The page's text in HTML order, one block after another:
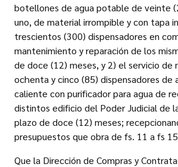
botellones de agua potable de veinte
uno, de material irrompible y con tapa
trescientos (300) dispensadores en
mantenimiento y reparación de los
de doce (12) meses, y 2) el servicio de
ochenta y cinco (85) dispensadores de
caliente con purificador para agua de
distintos edificio del Poder Judicial de
plazo de doce (12) meses;
presupuestos que obra de fs. 11 a fs
Que la Dirección de Compras y